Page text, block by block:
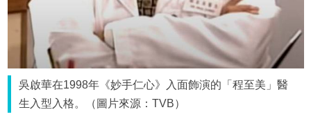
吳啟華在1998年《妙手仁心》入面飾演的「程至美」醫
生入型入格。（圖片來源：TVB）